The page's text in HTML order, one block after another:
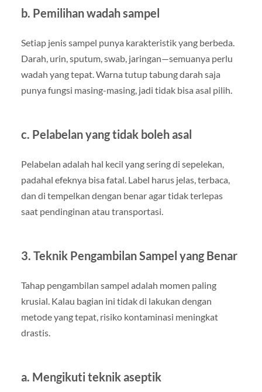
b. Pemilihan wadah sampel
Setiap jenis sampel punya karakteristik yang berbeda.
Darah, urin, sputum, swab, jaringan—semuanya perlu
wadah yang tepat. Warna tutup tabung darah saja
punya fungsi masing-masing, jadi tidak bisa asal pilih.
c. Pelabelan yang tidak boleh asal
Pelabelan adalah hal kecil yang sering di sepelekan,
padahal efeknya bisa fatal. Label harus jelas, terbaca,
dan di tempelkan dengan benar agar tidak terlepas
saat pendinginan atau transportasi.
3. Teknik Pengambilan Sampel yang Benar
Tahap pengambilan sampel adalah momen paling
krusial. Kalau bagian ini tidak di lakukan dengan
metode yang tepat, risiko kontaminasi meningkat
drastis.
a. Mengikuti teknik aseptik